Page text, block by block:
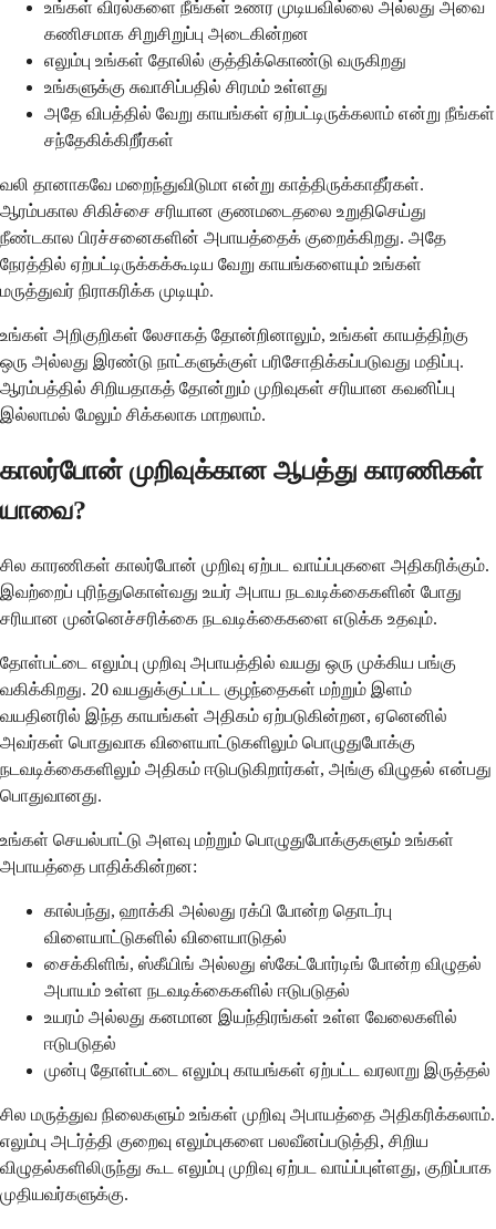
உங்கள் விரல்களை நீங்கள் உணர முடியவில்லை அல்லது அவை
கணிசமாக சிறுசிறுப்பு அடைகின்றன
எலும்பு உங்கள் தோலில் குத்திக்கொண்டு வருகிறது
உங்களுக்கு சுவாசிப்பதில் சிரமம் உள்ளது
அதே விபத்தில் வேறு காயங்கள் ஏற்பட்டிருக்கலாம் என்று நீங்கள்
சந்தேகிக்கிறீர்கள்
வலி தானாகவே மறைந்துவிடுமா என்று காத்திருக்காதீர்கள்.
ஆரம்பகால சிகிச்சை சரியான குணமடைதலை உறுதிசெய்து
நீண்டகால பிரச்சனைகளின் அபாயத்தைக் குறைக்கிறது. அதே
நேரத்தில் ஏற்பட்டிருக்கக்கூடிய வேறு காயங்களையும் உங்கள்
மருத்துவர் நிராகரிக்க முடியும்.
உங்கள் அறிகுறிகள் லேசாகத் தோன்றினாலும், உங்கள் காயத்திற்கு
ஒரு அல்லது இரண்டு நாட்களுக்குள் பரிசோதிக்கப்படுவது மதிப்பு.
ஆரம்பத்தில் சிறியதாகத் தோன்றும் முறிவுகள் சரியான கவனிப்பு
இல்லாமல் மேலும் சிக்கலாக மாறலாம்.
காலர்போன் முறிவுக்கான ஆபத்து காரணிகள்
யாவை?
சில காரணிகள் காலர்போன் முறிவு ஏற்பட வாய்ப்புகளை அதிகரிக்கும்.
இவற்றைப் புரிந்துகொள்வது உயர் அபாய நடவடிக்கைகளின் போது
சரியான முன்னெச்சரிக்கை நடவடிக்கைகளை எடுக்க உதவும்.
தோள்பட்டை எலும்பு முறிவு அபாயத்தில் வயது ஒரு முக்கிய பங்கு
வகிக்கிறது. 20 வயதுக்குட்பட்ட குழந்தைகள் மற்றும் இளம்
வயதினரில் இந்த காயங்கள் அதிகம் ஏற்படுகின்றன, ஏனெனில்
அவர்கள் பொதுவாக விளையாட்டுகளிலும் பொழுதுபோக்கு
நடவடிக்கைகளிலும் அதிகம் ஈடுபடுகிறார்கள், அங்கு விழுதல் என்பது
பொதுவானது.
உங்கள் செயல்பாட்டு அளவு மற்றும் பொழுதுபோக்குகளும் உங்கள்
அபாயத்தை பாதிக்கின்றன:
கால்பந்து, ஹாக்கி அல்லது ரக்பி போன்ற தொடர்பு
விளையாட்டுகளில் விளையாடுதல்
சைக்கிளிங், ஸ்கீயிங் அல்லது ஸ்கேட்போர்டிங் போன்ற விழுதல்
அபாயம் உள்ள நடவடிக்கைகளில் ஈடுபடுதல்
உயரம் அல்லது கனமான இயந்திரங்கள் உள்ள வேலைகளில்
ஈடுபடுதல்
முன்பு தோள்பட்டை எலும்பு காயங்கள் ஏற்பட்ட வரலாறு இருத்தல்
சில மருத்துவ நிலைகளும் உங்கள் முறிவு அபாயத்தை அதிகரிக்கலாம்.
எலும்பு அடர்த்தி குறைவு எலும்புகளை பலவீனப்படுத்தி, சிறிய
விழுதல்களிலிருந்து கூட எலும்பு முறிவு ஏற்பட வாய்ப்புள்ளது, குறிப்பாக
முதியவர்களுக்கு.